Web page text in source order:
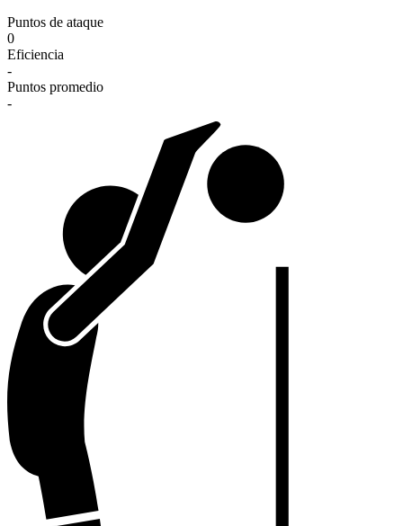
Puntos de ataque
0
Eficiencia
-
Puntos promedio
-